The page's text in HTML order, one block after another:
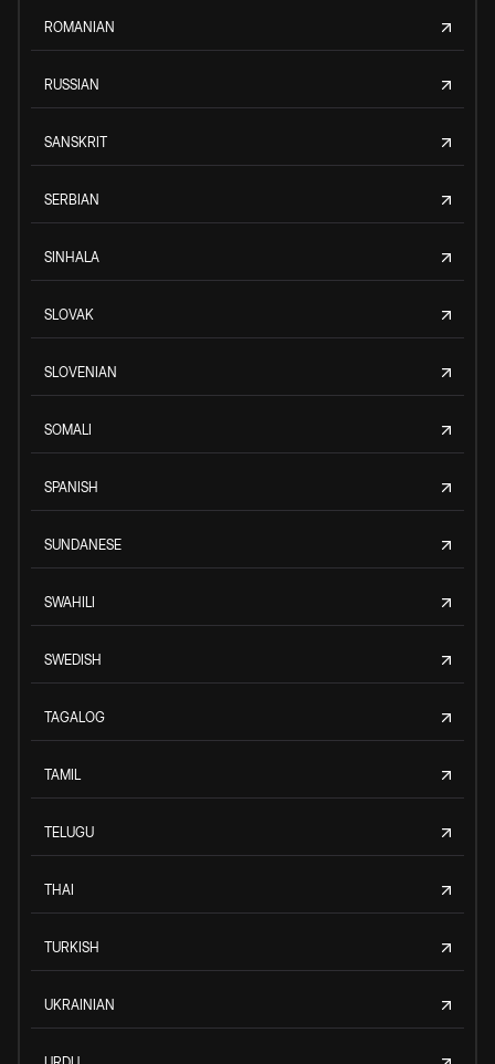
ROMANIAN
RUSSIAN
SANSKRIT
SERBIAN
SINHALA
SLOVAK
SLOVENIAN
SOMALI
SPANISH
SUNDANESE
SWAHILI
SWEDISH
TAGALOG
TAMIL
TELUGU
THAI
TURKISH
UKRAINIAN